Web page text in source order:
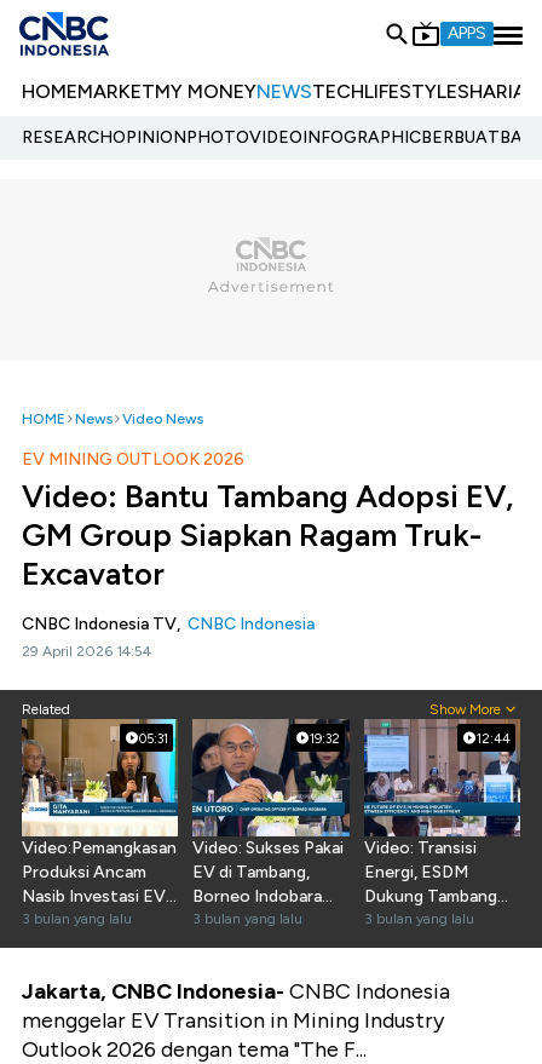
APPS
HOMEMARKETMY MONEYNEWSTECHLIFESTYLESHARIA
RESEARCHOPINIONPHOTOVIDEOINFOGRAPHIC
HOME News Video News
EV MINING OUTLOOK 2026
Video: Bantu Tambang Adopsi EV,
GM Group Siapkan Ragam Truk-
Excavator
CNBC Indonesia TV, CNBC Indonesia
29 April 2026 14:54
Related Show More
05:31
Video:Pemangkasan
Produksi Ancam
Nasib Investasi EV
Tambang Batu Bara
3 bulan yang lalu
19:32
Video: Sukses Pakai
EV di Tambang,
Borneo Indobara
Ungkap
Persoalannya
3 bulan yang lalu
12:44
Video: Transisi
Energi, ESDM
Dukung Tambang
Pakai Truk & Bus
Listrik
3 bulan yang lalu
Jakarta, CNBC Indonesia- CNBC Indonesia
menggelar EV Transition in Mining Industry
Outlook 2026 dengan tema "The F...